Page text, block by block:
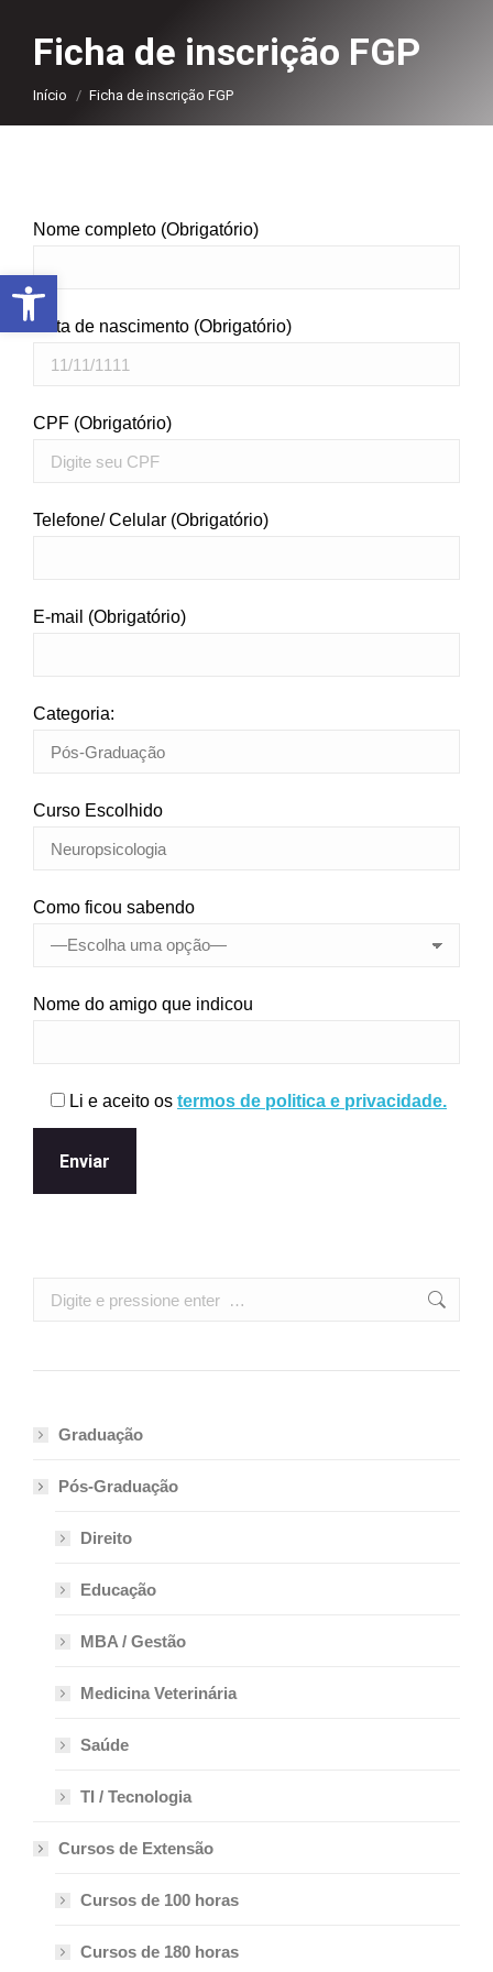
Ficha de inscrição FGP
Você está aqui:
Início Ficha de inscrição FGP
Nome completo (Obrigatório)
Data de nascimento (Obrigatório)
CPF (Obrigatório)
Telefone/ Celular (Obrigatório)
E-mail (Obrigatório)
Categoria:
Curso Escolhido
Como ficou sabendo
Nome do amigo que indicou
Li e aceito os termos de politica e privacidade.
Search:
Graduação
Pós-Graduação
Direito
Educação
MBA / Gestão
Medicina Veterinária
Saúde
TI / Tecnologia
Cursos de Extensão
Cursos de 100 horas
Cursos de 180 horas
Abrir a barra de ferramentas